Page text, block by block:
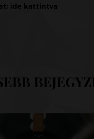
ide kattintva